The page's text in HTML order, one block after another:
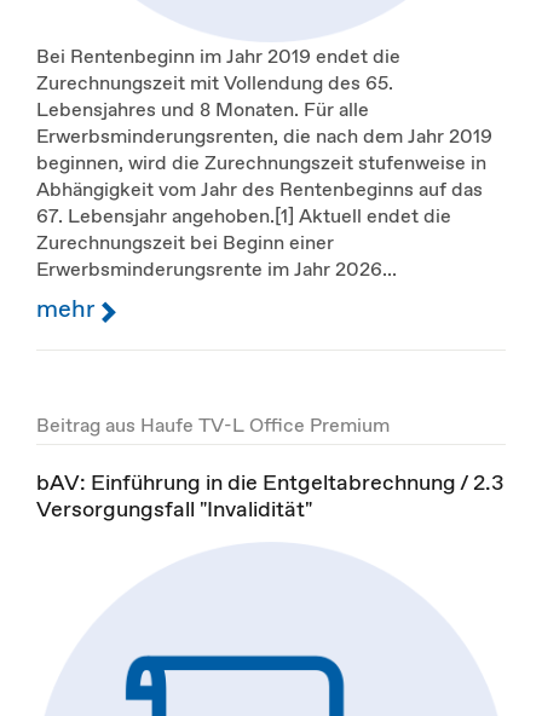
Bei Rentenbeginn im Jahr 2019 endet die
Zurechnungszeit mit Vollendung des 65.
Lebensjahres und 8 Monaten. Für alle
Erwerbsminderungsrenten, die nach dem Jahr 2019
beginnen, wird die Zurechnungszeit stufenweise in
Abhängigkeit vom Jahr des Rentenbeginns auf das
67. Lebensjahr angehoben.[1] Aktuell endet die
Zurechnungszeit bei Beginn einer
Erwerbsminderungsrente im Jahr 2026...
mehr
Beitrag aus Haufe TV-L Office Premium
bAV: Einführung in die Entgeltabrechnung / 2.3
Versorgungsfall "Invalidität"